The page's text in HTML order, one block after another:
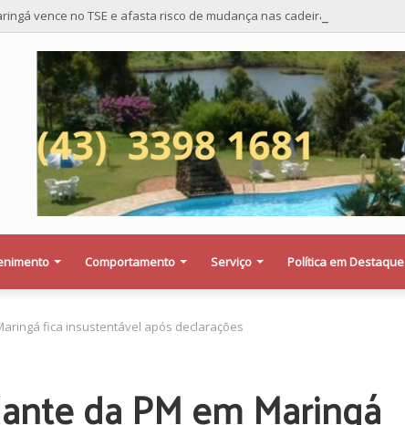
vence no TSE e afasta risco de mudança nas cadeiras da Câmara
Comportamento Serviço Política em Destaque
fica insustentável após declarações
da PM em Maringá